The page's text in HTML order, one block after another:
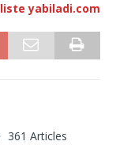
yabiladi.com
361 Articles